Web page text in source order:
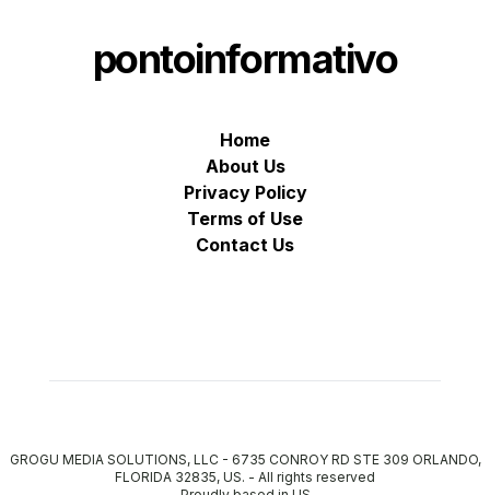
pontoinformativo
Home
About Us
Privacy Policy
Terms of Use
Contact Us
GROGU MEDIA SOLUTIONS, LLC - 6735 CONROY RD STE 309 ORLANDO,
FLORIDA 32835, US. - All rights reserved